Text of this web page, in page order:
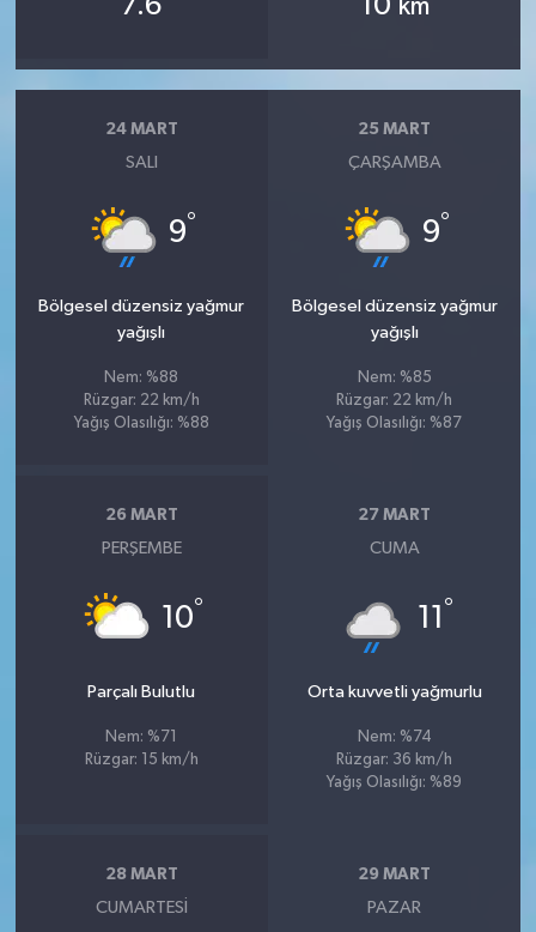
km
24 MART
SALI
9°
Bölgesel düzensiz yağmur
yağışlı
Nem: %88
Rüzgar: 22 km/h
Yağış Olasılığı: %88
25 MART
ÇARŞAMBA
9°
Bölgesel düzensiz yağmur
yağışlı
Nem: %85
Rüzgar: 22 km/h
Yağış Olasılığı: %87
26 MART
PERŞEMBE
10°
Parçalı Bulutlu
Nem: %71
Rüzgar: 15 km/h
27 MART
CUMA
11 °
Orta kuvvetli yağmurlu
Nem: %74
Rüzgar: 36 km/h
Yağış Olasılığı: %89
28 MART
CUMARTESI
29 MART
PAZAR